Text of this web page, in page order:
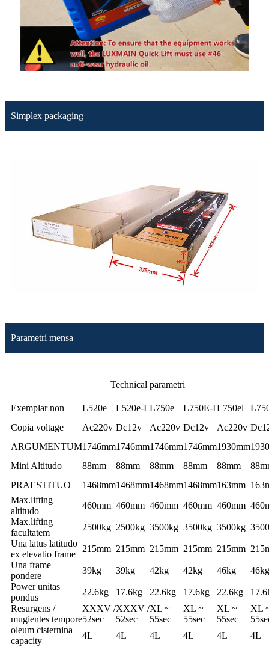
Simplex packaging
Parametri mensa
Technical parametri
Exemplar non L520e L520e-I L750e L750E-IL750el
Copia voltage
Ac220v Dc12v Ac220v Dc12v Ac220v
ARGUMENTUM1746mm1746mm1746mm1746mm1930mm
Mini Altitudo
88mm 88mm 88mm 88mm 88mm
PRAESTITUO
1468mm1468mm1468mm1468mm163mm
Max.lifting
altitudo
460mm 460mm 460mm 460mm 460mm
Max.lifting
facultatem
2500kg 2500kg 3500kg 3500kg 3500kg
Una latus latitudo
ex elevatio frame
215mm 215mm 215mm 215mm 215mm
Una frame
pondere
39kg 39kg 42kg 42kg 46kg
46kg
Power unitas
pondus
22.6kg 17.6kg 22.6kg 17.6kg 22.6kg
Resurgens /
mugientes tempore
XXXV /
52sec
XXXV /
52sec
XL ~
55sec
XL ~
55sec
XL ~
55sec
XL
oleum cisternina
capacity
4L 4L 4L 4L 4L 4L